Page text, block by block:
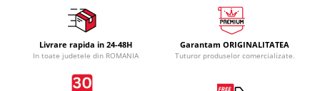
Livrare rapida in 24-48H
In toate judetele din ROMANIA
Garantam ORIGINALITATEA
Tuturor produselor comercializate.